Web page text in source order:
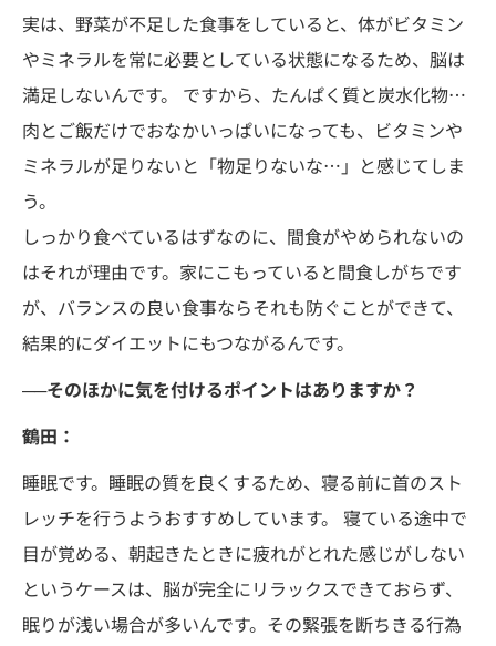
実は、野菜が不足した食事をしていると、体がビタミン
やミネラルを常に必要としている状態になるため、脳は
満足しないんです。 ですから、たんぱく質と炭水化物…
肉とご飯だけでおなかいっぱいになっても、ビタミンや
ミネラルが足りないと「物足りないな…」と感じてしま
う。
しっかり食べているはずなのに、間食がやめられないの
はそれが理由です。家にこもっていると間食しがちです
が、バランスの良い食事ならそれも防ぐことができて、
結果的にダイエットにもつながるんです。
──そのほかに気を付けるポイントはありますか？
鶴田：
睡眠です。睡眠の質を良くするため、寝る前に首のスト
レッチを行うようおすすめしています。 寝ている途中で
目が覚める、朝起きたときに疲れがとれた感じがしない
というケースは、脳が完全にリラックスできておらず、
眠りが浅い場合が多いんです。その緊張を断ちきる行為